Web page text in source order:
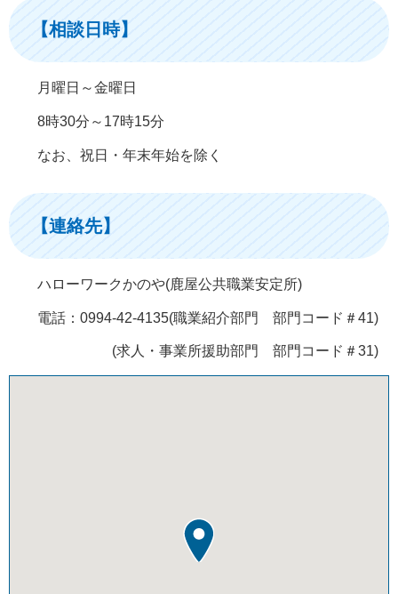
【相談日時】
月曜日～金曜日
8時30分～17時15分
なお、祝日・年末年始を除く
【連絡先】
ハローワークかのや(鹿屋公共職業安定所)
電話：0994-42-4135(職業紹介部門 部門コード＃41)
(求人・事業所援助部門 部門コード＃31)